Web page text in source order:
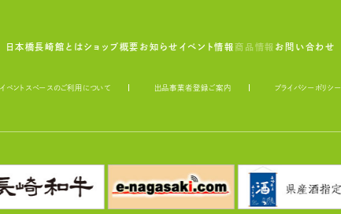
日本橋長崎館とはショップ概要 お知らせ イベント情報商品情報 お問い合わせ
イベントスペースのご利用について 出品事業者登録ご案内 プライバシーポリシー